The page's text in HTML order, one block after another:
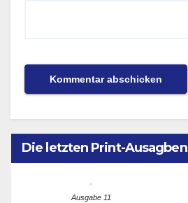
Die letzten Print-Ausagben
Ausgabe 11